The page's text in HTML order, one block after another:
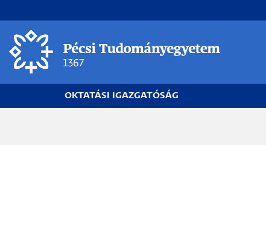
a
tartalomra
OKTATÁSI IGAZGATÓSÁG